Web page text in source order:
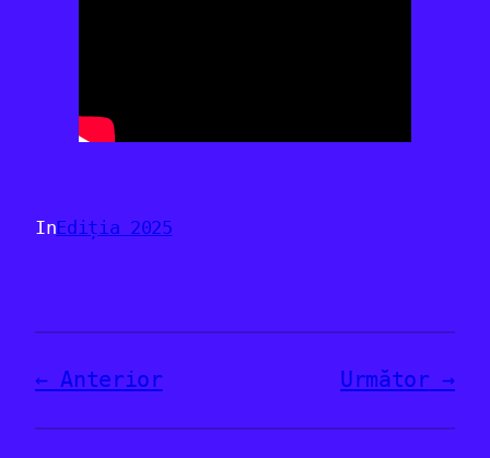
InEdiția 2025
Anterior Următor